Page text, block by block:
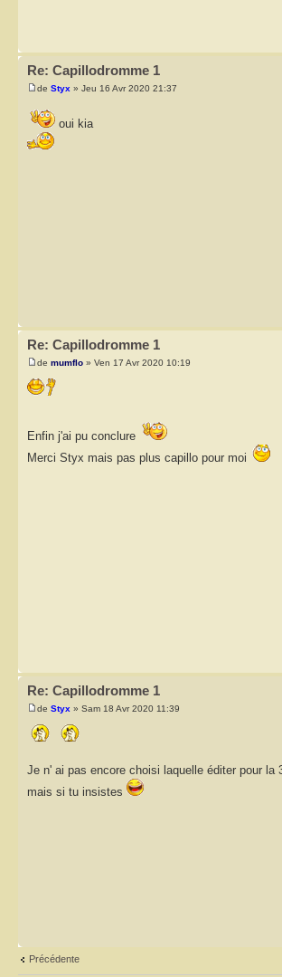
Re: Capillodromme 1
de Styx » Jeu 16 Avr 2020 21:37
oui kia
Re: Capillodromme 1
de mumflo » Ven 17 Avr 2020 10:19
Enfin j'ai pu conclure
Merci Styx mais pas plus capillo pour moi
Re: Capillodromme 1
de Styx » Sam 18 Avr 2020 11:39
Je n' ai pas encore choisi laquelle éditer pour la
mais si tu insistes
Précédente